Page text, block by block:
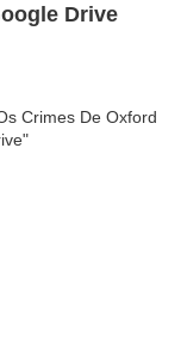
Drive